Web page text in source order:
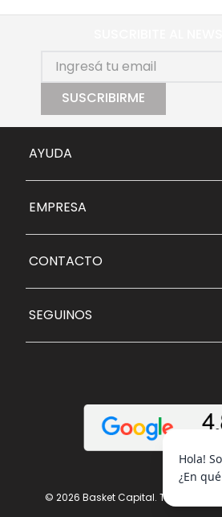
SUSCRIBIRME
AYUDA
EMPRESA
CONTACTO
SEGUINOS
© 2026 Basket Capital. Todos los